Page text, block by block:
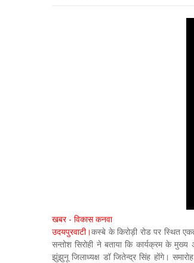
खबर - विकास कनवा
उदयपुरवाटी।कस्बे के किरोड़ी रोड पर स्थित
सन्तोश सिरोही ने बताया कि कार्यक्रम के मुख्य
झुंझुनू जिलाध्यक्ष डॉ जितेन्द्र सिंह होंगे।